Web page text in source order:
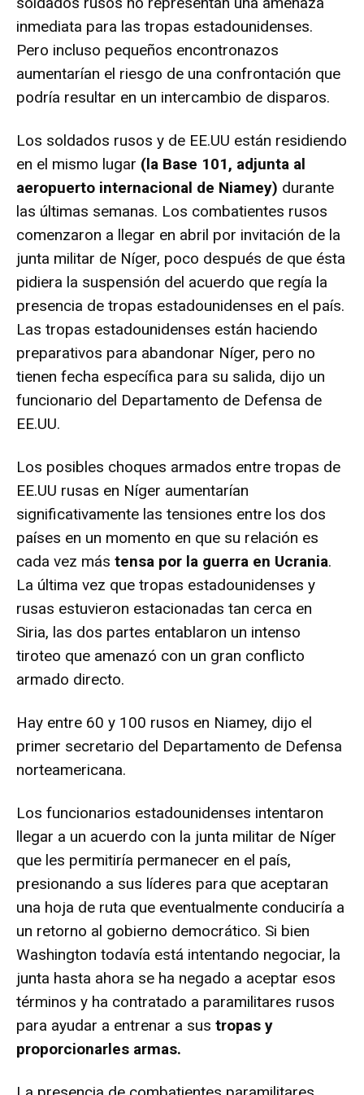
inmediata para las tropas estadounidenses.
Pero incluso pequeños encontronazos
aumentarían el riesgo de una confrontación que
podría resultar en un intercambio de disparos.
Los soldados rusos y de EE.UU están residiendo
en el mismo lugar (la Base 101, adjunta al
aeropuerto internacional de Niamey) durante
las últimas semanas. Los combatientes rusos
comenzaron a llegar en abril por invitación de la
junta militar de Níger, poco después de que ésta
pidiera la suspensión del acuerdo que regía la
presencia de tropas estadounidenses en el país.
Las tropas estadounidenses están haciendo
preparativos para abandonar Níger, pero no
tienen fecha específica para su salida, dijo un
funcionario del Departamento de Defensa de
EE.UU.
Los posibles choques armados entre tropas de
EE.UU rusas en Níger aumentarían
significativamente las tensiones entre los dos
países en un momento en que su relación es
cada vez más tensa por la guerra en Ucrania.
La última vez que tropas estadounidenses y
rusas estuvieron estacionadas tan cerca en
Siria, las dos partes entablaron un intenso
tiroteo que amenazó con un gran conflicto
armado directo.
Hay entre 60 y 100 rusos en Niamey, dijo el
primer secretario del Departamento de Defensa
norteamericana.
Los funcionarios estadounidenses intentaron
llegar a un acuerdo con la junta militar de Níger
que les permitiría permanecer en el país,
presionando a sus líderes para que aceptaran
una hoja de ruta que eventualmente conduciría a
un retorno al gobierno democrático. Si bien
Washington todavía está intentando negociar, la
junta hasta ahora se ha negado a aceptar esos
términos y ha contratado a paramilitares rusos
para ayudar a entrenar a sus tropas y
proporcionarles armas.